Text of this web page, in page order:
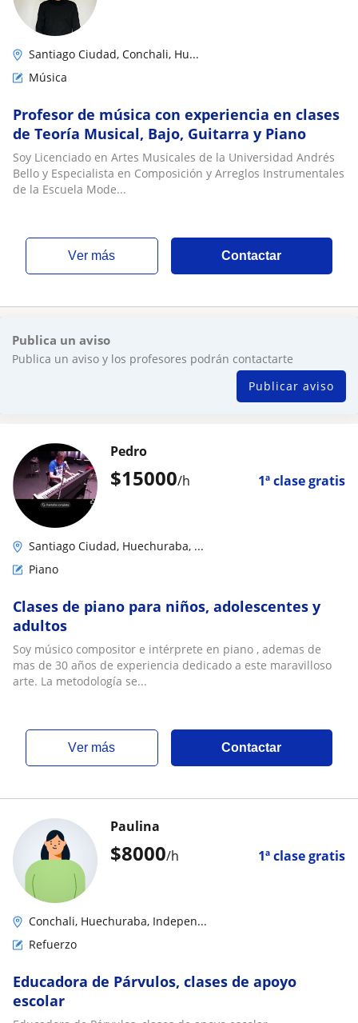
Santiago Ciudad, Conchali, Hu...
Música
Profesor de música con experiencia en clases
de Teoría Musical, Bajo, Guitarra y Piano
Soy Licenciado en Artes Musicales de la Universidad Andrés
Bello y Especialista en Composición y Arreglos Instrumentales
de la Escuela Mode...
ver más Contactar
Publica un aviso
Publica un aviso y los profesores podrán contactarte
Publicar aviso
$15000/h 1ª clase gratis
Pedro
Santiago Ciudad, Huechuraba, ...
Piano
Clases de piano para niños, adolescentes y
adultos
Soy músico compositor e intérprete en piano , ademas de
mas de 30 años de experiencia dedicado a este maravilloso
arte. La metodología se...
ver más Contactar
$8000/h 1ª clase gratis
Paulina
Conchali, Huechuraba, Indepen...
Refuerzo
Educadora de Párvulos, clases de apoyo
escolar